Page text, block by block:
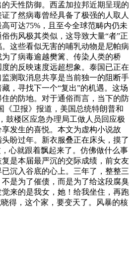
天性防御。西孟加拉邦近期呈现的
了然病毒曾经具备了极强的人取人
可达75%，且至今全球范畴内仍未
伤风极其类似，这导致大量“者”正
这些看似无害的哺乳动物是尼帕病
了病毒逾越樊篱、传染人类的桥
的反映速度远超想象。泰国已正在
测取消息共享是当前独一的阻断手
，寻找下一个“复出”的机遇。这场
的防地。对于通俗而言，当下的防
《卫报》报道，美国总统特朗普和
鼓楼区应急办理局工做人员回应极
发生的喜悦。本文为虚构小说故
盼过年。新衣服叠正在床头，摸了
心就跟着飘起来了。仿佛做什么事
是本届最严沉的交际成绩，前女友
沉入谷底的心上。三年了，整整三
是为了催债，而是为了给这段腐臭
来的是我女，她！给我坐住，再跑
得，这个家，要变天了。风暴的核